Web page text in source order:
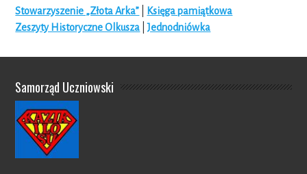
Stowarzyszenie „Złota Arka”
Księga pamiątkowa
Zeszyty Historyczne Olkusza |Jednodniówka
Samorząd Uczniowski